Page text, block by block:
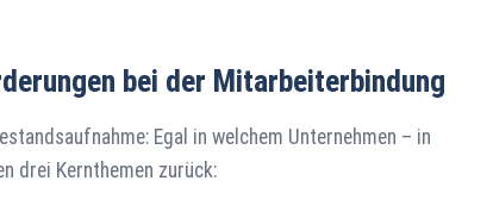
bei der Mitarbeiterbindung
Egal in welchem Unternehmen – in
drei Kernthemen zurück: